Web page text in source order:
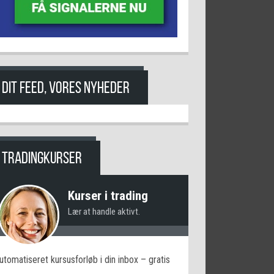
DIT FEED, VORES NYHEDER
TRADINGKURSER
Kurser i trading
Lær at handle aktivt.
kursusforløb i din inbox – gratis